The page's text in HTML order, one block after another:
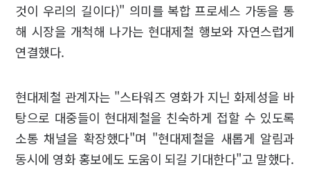
것이 우리의 길이다)" 의미를 복합 프로세스 가동을 통
해 시장을 개척해 나가는 현대제철 행보와 자연스럽게
연결했다.
현대제철 관계자는 "스타워즈 영화가 지닌 화제성을 바
탕으로 대중들이 현대제철을 친숙하게 접할 수 있도록
소통 채널을 확장했다"며 "현대제철을 새롭게 알림과
동시에 영화 홍보에도 도움이 되길 기대한다"고 말했다.